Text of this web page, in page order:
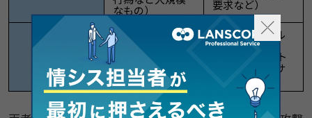
なもの） 要求など）
独自ツールや手
動で行われるケ
ースもあるなど、
多種多様な攻撃
方法を用いる
「標的型メール
攻撃」をはじ
め、Webサイト
改ざんやランサ
ムウェアなど